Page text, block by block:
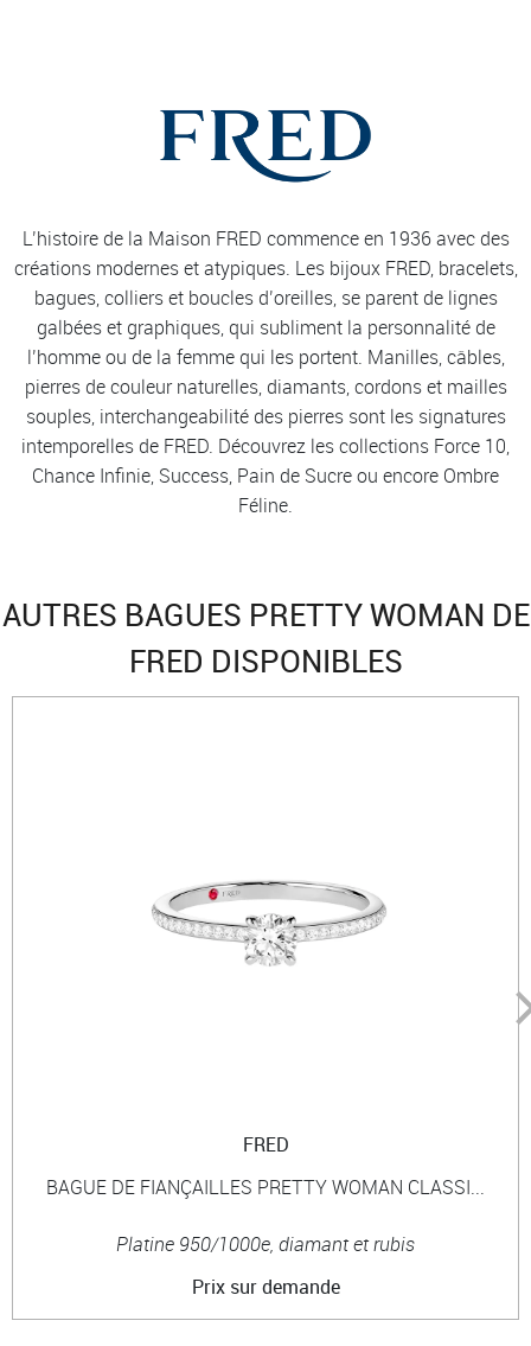
L’histoire de la Maison FRED commence en 1936 avec des
créations modernes et atypiques. Les bijoux FRED, bracelets,
bagues, colliers et boucles d’oreilles, se parent de lignes
galbées et graphiques, qui subliment la personnalité de
l’homme ou de la femme qui les portent. Manilles, câbles,
pierres de couleur naturelles, diamants, cordons et mailles
souples, interchangeabilité des pierres sont les signatures
intemporelles de FRED. Découvrez les collections Force 10,
Chance Infinie, Success, Pain de Sucre ou encore Ombre
Féline.
AUTRES BAGUES PRETTY WOMAN DE
FRED DISPONIBLES
FRED
BAGUE DE FIANÇAILLES PRETTY WOMAN CLASSI...
Platine 950/1000e, diamant et rubis
Prix sur demande